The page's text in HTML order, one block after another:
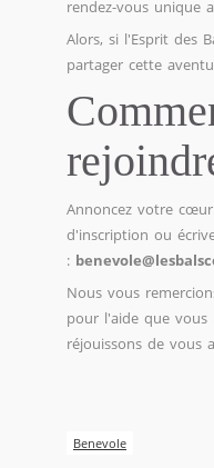
rendez-vous unique
Alors, si l'Esprit des
partager cette
Annoncez votre
d'inscription ou
:
Nous vous
pour l'aide que
réjouissons de vous
Benevole